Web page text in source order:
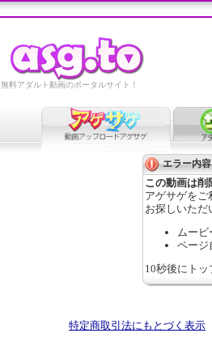
無料アダルト動画のポータルサイト！
エラー内容
この動画は削
アゲサゲをご
お探しいただ
ムービ
ページ
10秒後にト
特定商取引法にもとづく表示